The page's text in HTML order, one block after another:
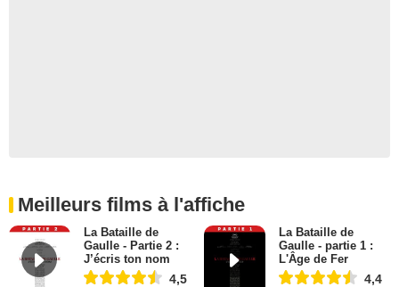
Meilleurs films à l'affiche
La Bataille de
Gaulle - Partie 2 :
J’écris ton nom
4,5
La Bataille de
Gaulle - partie 1 :
L'Âge de Fer
4,4